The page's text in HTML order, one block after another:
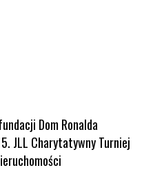
Dom Ronalda
JLL Charytatywny Turniej